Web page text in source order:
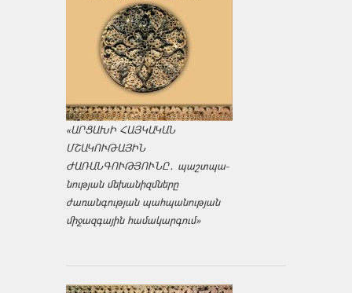
«ԱՐՑԱԽԻ ՀԱՅԿԱԿԱՆ
ՄՇԱԿՈՒԹԱՅԻՆ
ԺԱՌԱՆԳՈՒԹՅՈՒՆԸ․ պաշտպա­
նության մեխանիզմները
ժառանգության պահպանության
միջազ­գային համակարգում»